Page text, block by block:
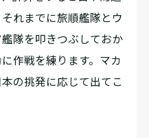
れまでに旅順艦隊とウ
隊を叩きつぶしておか
作戦を練ります。マカ
の挑発に応じて出てこ